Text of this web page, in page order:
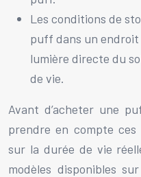
Les conditions de
puff dans un endroit
lumière directe du
de vie.
Avant d’acheter une
prendre en compte
sur la durée de vie
modèles disponibles